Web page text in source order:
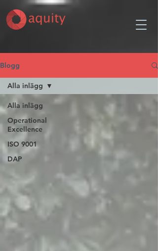
Blogg
Alla inlägg
Operational
Excellence
ISO 9001
DAP
Alla inlägg